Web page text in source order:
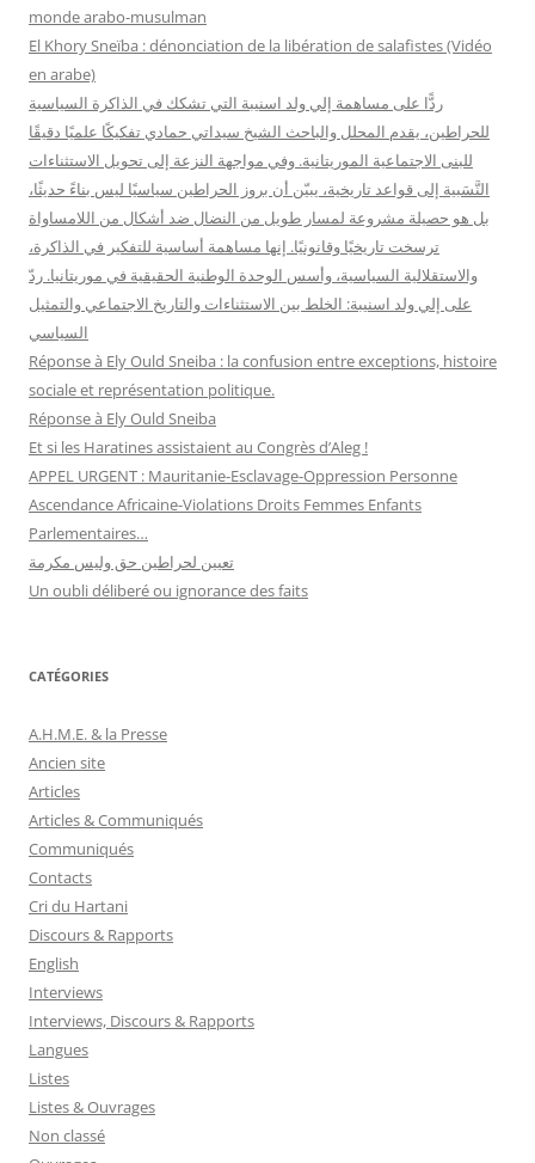
r
monde arabo-musulman
El Khory Sneïba : dénonciation de la libération de salafistes (Vidéo
en arabe)
ردًّا على مساهمة إلي ولد اسنيبة التي تشكك في الذاكرة السياسية
للحراطين، يقدم المحلل والباحث الشيخ سيداتي حمادي تفكيكًا علميًا دقيقًا
للبنى الاجتماعية الموريتانية. وفي مواجهة النزعة إلى تحويل الاستثناءات
النَّسَبية إلى قواعد تاريخية، يبيّن أن بروز الحراطين سياسيًا ليس بناءً حديثًا،
بل هو حصيلة مشروعة لمسار طويل من النضال ضد أشكال من اللامساواة
ترسخت تاريخيًا وقانونيًا. إنها مساهمة أساسية للتفكير في الذاكرة،
والاستقلالية السياسية، وأسس الوحدة الوطنية الحقيقية في موريتانيا. ردّ
على إلي ولد اسنيبة: الخلط بين الاستثناءات والتاريخ الاجتماعي والتمثيل
السياسي
Réponse à Ely Ould Sneiba : la confusion entre exceptions, histoire
sociale et représentation politique.
Réponse à Ely Ould Sneiba
Et si les Haratines assistaient au Congrès d’Aleg !
APPEL URGENT : Mauritanie-Esclavage-Oppression Personne
Ascendance Africaine-Violations Droits Femmes Enfants
Parlementaires…
تعيين لحراطين حق وليس مكرمة
Un oubli déliberé ou ignorance des faits
CATÉGORIES
A.H.M.E. & la Presse
Ancien site
Articles
Articles & Communiqués
Communiqués
Contacts
Cri du Hartani
Discours & Rapports
English
Interviews
Interviews, Discours & Rapports
Langues
Listes
Listes & Ouvrages
Non classé